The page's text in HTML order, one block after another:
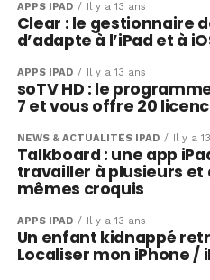
APPS IPAD Il y a 13 ans
Clear : le gestionnaire
d’adapte à l’iPad et à
APPS IPAD Il y a 13 ans
soTV HD : le
7 et vous offre 20
NEWS & ACTUALITÉS IPAD Il y a
Talkboard : une app
travailler à plusieurs et
mêmes croquis
APPS IPAD Il y a 13 ans
Un enfant kidnappé
Localiser mon iPhone /